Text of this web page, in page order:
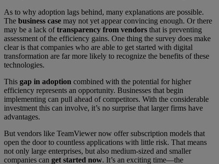
As to why adoption lags behind, many explanations are possible.
The business case may not yet appear convincing enough. Or there
may be a lack oftransparency from vendors that is preventing
assessment of the efficiency gains. One thing the survey does make
clear is that companies who are able to get started with digital
transformation are far more likely to recognize the benefits of these
technologies.
This gap in adoption combined with the potential for higher
efficiency represents an opportunity. Businesses that begin
implementing can pull ahead of competitors. With the considerable
investment this can involve, it’s no surprise that larger firms have
advantages.
But vendors like TeamViewer now offer subscription models that
open the door to countless applications with little risk. That means
not only large enterprises, but also medium-sized and smaller
companies can get started now. It’s an exciting time—the